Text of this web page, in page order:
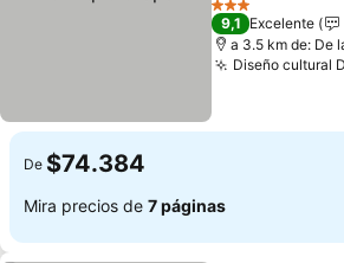
3 Estrellas
9,1 Excelente
a 3.5 km de: De
Diseño cultural
De $74.384
Mira precios de 7 páginas